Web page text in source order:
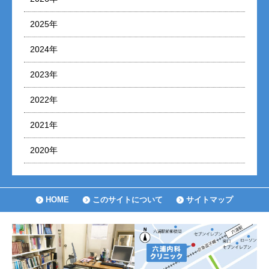
2025年
2024年
2023年
2022年
2021年
2020年
HOME このサイトについて サイトマップ